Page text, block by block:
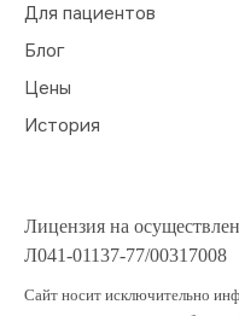
Для пациентов
Блог
Цены
История
Лицензия на
Л041-01137-77/00317008
Сайт носит исключительно